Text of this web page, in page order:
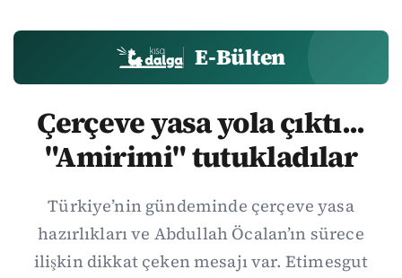
E-Bülten
Çerçeve yasa yola çıktı...
"Amirimi" tutukladılar
Türkiye’nin gündeminde çerçeve yasa
hazırlıkları ve Abdullah Öcalan’ın sürece
ilişkin dikkat çeken mesajı var. Etimesgut